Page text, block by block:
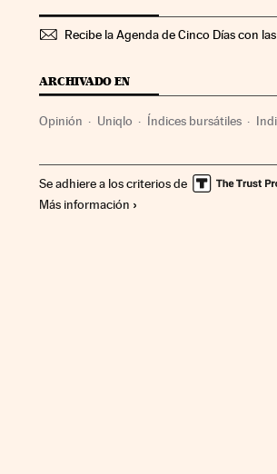
Recibe la Agenda de Cinco Días con
ARCHIVADO EN
Opinión Uniqlo Índices bursátiles
Mercados financieros Enfermedades
Se adhiere a los criterios de
Más información